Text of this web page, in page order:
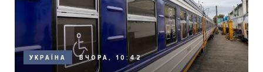
УКРАЇНА ВЧОРА, 10:42